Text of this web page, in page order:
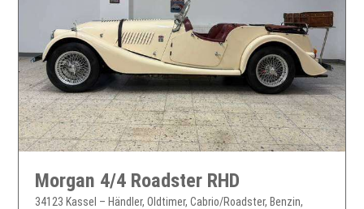
Morgan 4/4 Roadster RHD
34123 Kassel – Händler, Oldtimer, Cabrio/Roadster, Benzin,